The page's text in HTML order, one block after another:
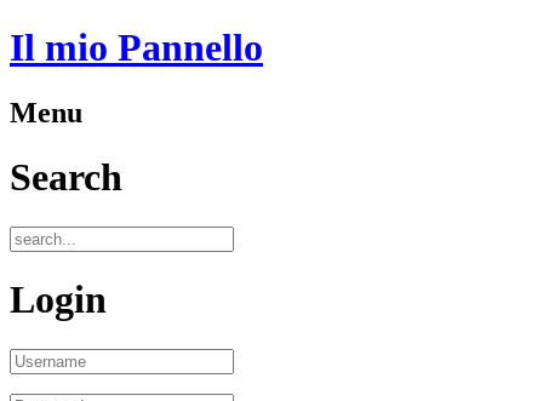
Il mio Pannello
Menu
Search
Login